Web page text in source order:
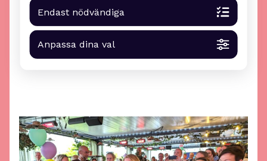
Endast nödvändiga
Anpassa dina val